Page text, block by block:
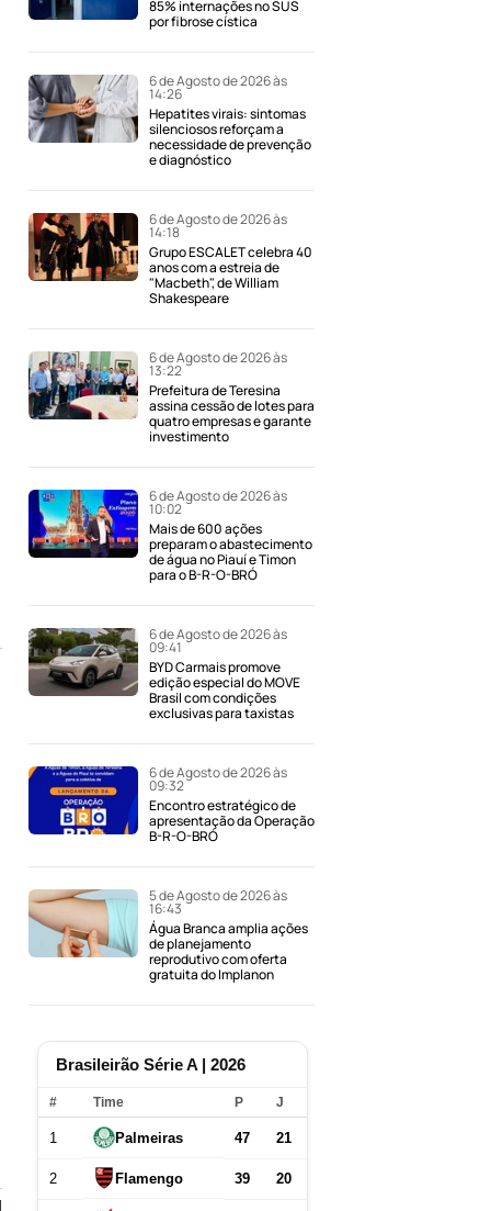
85% internações no SUS
por fibrose cística
6 de Agosto de 2026 às
14:26
Hepatites virais: sintomas
silenciosos reforçam a
necessidade de prevenção
e diagnóstico
6 de Agosto de 2026 às
14:18
Grupo ESCALET celebra 40
anos com a estreia de
"Macbeth", de William
Shakespeare
6 de Agosto de 2026 às
13:22
Prefeitura de Teresina
assina cessão de lotes para
quatro empresas e garante
investimento
6 de Agosto de 2026 às
10:02
Mais de 600 ações
preparam o abastecimento
de água no Piauí e Timon
para o B-R-O-BRÓ
6 de Agosto de 2026 às
09:41
BYD Carmais promove
edição especial do MOVE
Brasil com condições
exclusivas para taxistas
6 de Agosto de 2026 às
09:32
Encontro estratégico de
apresentação da Operação
B-R-O-BRÓ
5 de Agosto de 2026 às
16:43
Água Branca amplia ações
de planejamento
reprodutivo com oferta
gratuita do Implanon